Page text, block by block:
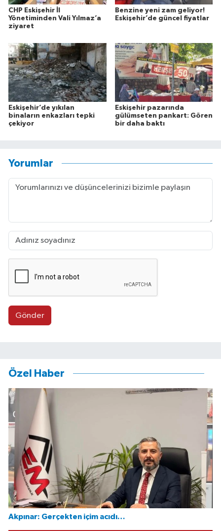
CHP Eskişehir İl
Yönetiminden Vali Yılmaz’a
ziyaret
Benzine yeni zam geliyor!
Eskişehir’de güncel fiyatlar
Eskişehir’de yıkılan
binaların enkazları tepki
çekiyor
Eskişehir pazarında
gülümseten pankart: Gören
bir daha baktı
Yorumlar
Gönder
Özel Haber
Akpınar: Gerçekten içim acıdı…